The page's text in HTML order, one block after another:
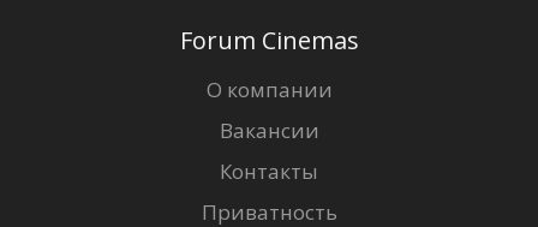
Forum Cinemas
О компании
Вакансии
Контакты
Приватность